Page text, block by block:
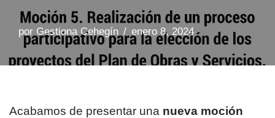
por Gestiona Cehegín enero 8, 2024
Acabamos de presentar una nueva moción